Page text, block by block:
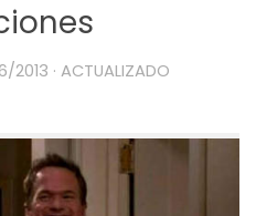
2013 · ACTUALIZADO